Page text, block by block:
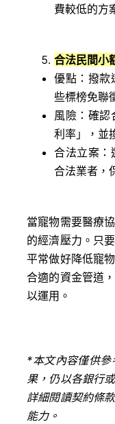
費較低的方
合法民間小
優點：撥款
些標榜免聯
風險：確認
利率」，並
合法立案：
合法業者，
當寵物需要醫療
的經濟壓力。只
平常做好降低寵
合適的資金管道
以運用。
*本文內容僅供
果，仍以各銀行
詳細閱讀契約條
能力。